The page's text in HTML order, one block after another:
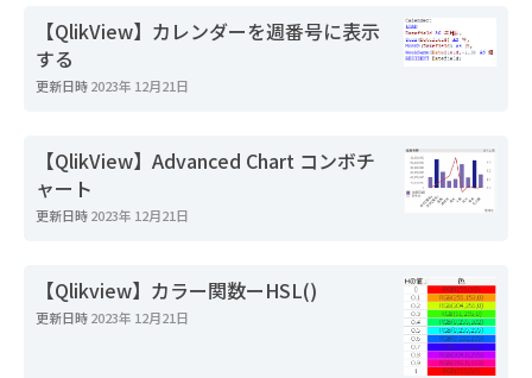
【QlikView】カレンダーを週番号に表示
する
更新日時2023年 12月21日
【QlikView】Advanced Chart コンボチ
ャート
更新日時2023年 12月21日
【Qlikview】カラー関数ーHSL()
更新日時2023年 12月21日